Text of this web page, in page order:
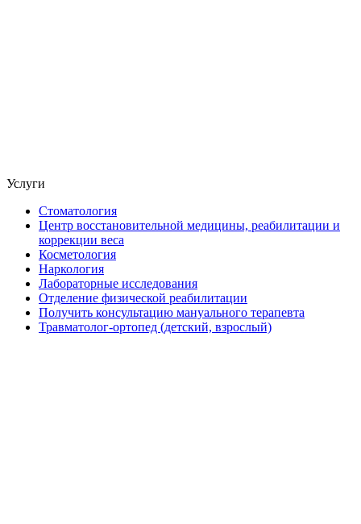
Услуги
Стоматология
Центр восстановительной медицины, реабилитации и
коррекции веса
Косметология
Наркология
Лабораторные исследования
Отделение физической реабилитации
Получить консультацию мануального терапевта
Травматолог-ортопед (детский, взрослый)